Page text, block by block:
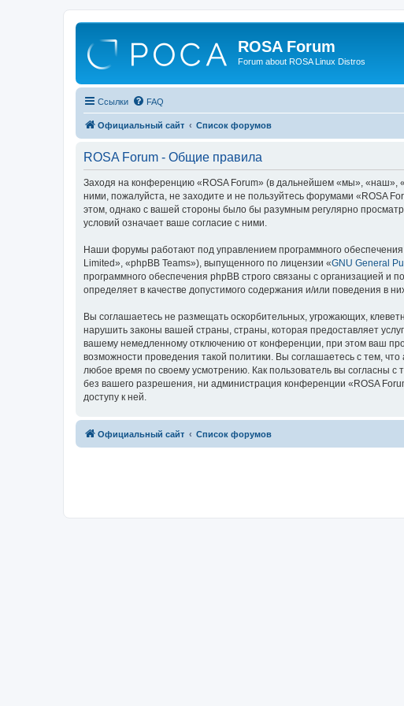
ROSA Forum
Forum about ROSA Linux Distros
Ссылки FAQ
Официальный сайт Список форумов
ROSA Forum - Общие правила
Заходя на конференцию «ROSA Forum» (в дальнейшем «мы», «наш»,
ними, пожалуйста, не заходите и не пользуйтесь форумами «ROSA
этом, однако с вашей стороны было бы разумным регулярно
условий означает ваше согласие с ними.
Наши форумы работают под управлением программного
Limited», «phpBB Teams»), выпущенного по лицензии «GNU General
программного обеспечения phpBB строго связаны с организацией и
определяет в качестве допустимого содержания и/или поведения в
Вы соглашаетесь не размещать оскорбительных, угрожающих,
нарушить законы вашей страны, страны, которая предоставляет
вашему немедленному отключению от конференции, при этом ваш
возможности проведения такой политики. Вы соглашаетесь с тем,
любое время по своему усмотрению. Как пользователь вы согласны
без вашего разрешения, ни администрация конференции «ROSA
доступу к ней.
Официальный сайт Список форумов